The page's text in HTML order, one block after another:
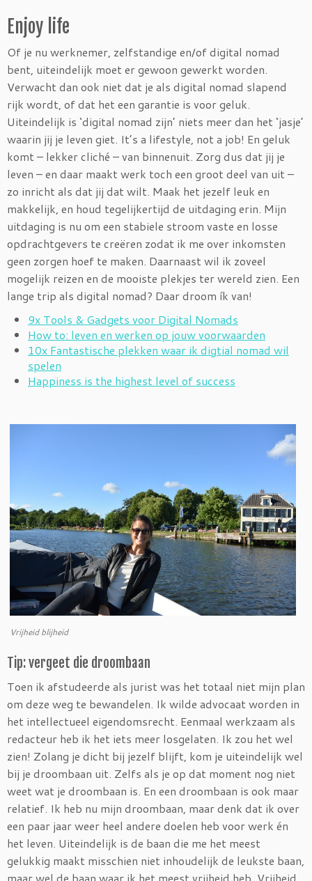
Enjoy life
Of je nu werknemer, zelfstandige en/of digital nomad
bent, uiteindelijk moet er gewoon gewerkt worden.
Verwacht dan ook niet dat je als digital nomad slapend
rijk wordt, of dat het een garantie is voor geluk.
Uiteindelijk is ‘digital nomad zijn’ niets meer dan het ‘jasje’
waarin jij je leven giet. It’s a lifestyle, not a job! En geluk
komt – lekker cliché – van binnenuit. Zorg dus dat jij je
leven – en daar maakt werk toch een groot deel van uit –
zo inricht als dat jij dat wilt. Maak het jezelf leuk en
makkelijk, en houd tegelijkertijd de uitdaging erin. Mijn
uitdaging is nu om een stabiele stroom vaste en losse
opdrachtgevers te creëren zodat ik me over inkomsten
geen zorgen hoef te maken. Daarnaast wil ik zoveel
mogelijk reizen en de mooiste plekjes ter wereld zien. Een
lange trip als digital nomad? Daar droom ík van!
9x Tools & Gadgets voor Digital Nomads
How to: leven en werken op jouw voorwaarden
10x Fantastische plekken waar ik digtial nomad wil
spelen
Happiness is the highest level of success
Vrijheid blijheid
Tip: vergeet die droombaan
Toen ik afstudeerde als jurist was het totaal niet mijn plan
om deze weg te bewandelen. Ik wilde advocaat worden in
het intellectueel eigendomsrecht. Eenmaal werkzaam als
redacteur heb ik het iets meer losgelaten. Ik zou het wel
zien! Zolang je dicht bij jezelf blijft, kom je uiteindelijk wel
bij je droombaan uit. Zelfs als je op dat moment nog niet
weet wat je droombaan is. En een droombaan is ook maar
relatief. Ik heb nu mijn droombaan, maar denk dat ik over
een paar jaar weer heel andere doelen heb voor werk én
het leven. Uiteindelijk is de baan die me het meest
gelukkig maakt misschien niet inhoudelijk de leukste baan,
maar wel de baan waar ik het meest vrijheid heb. Vrijheid